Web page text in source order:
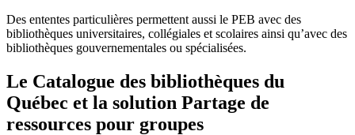
Des ententes particulières permettent aussi le PEB avec des
bibliothèques universitaires, collégiales et scolaires ainsi qu’avec des
bibliothèques gouvernementales ou spécialisées.
Le Catalogue des bibliothèques du
Québec et la solution Partage de
ressources pour groupes